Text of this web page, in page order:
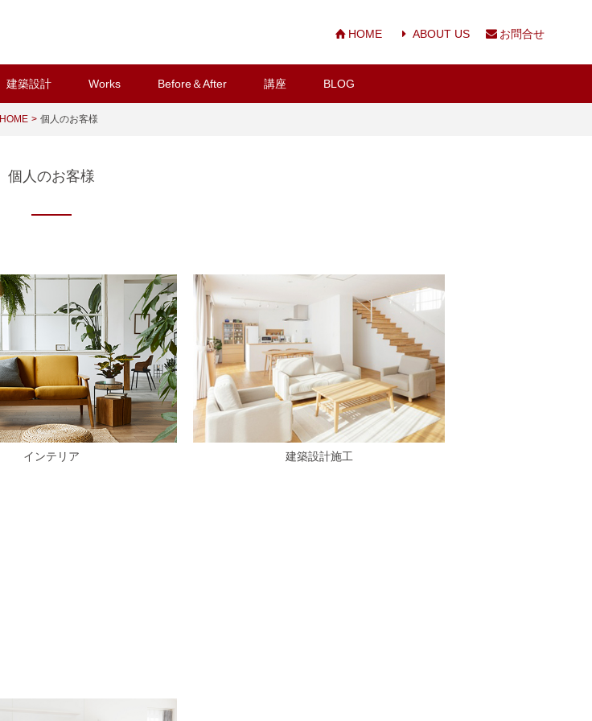
HOME ABOUT US お問合せ
建築設計 Works Before＆After 講座 BLOG
HOME 個人のお客様
個人のお客様
インテリア 建築設計施工